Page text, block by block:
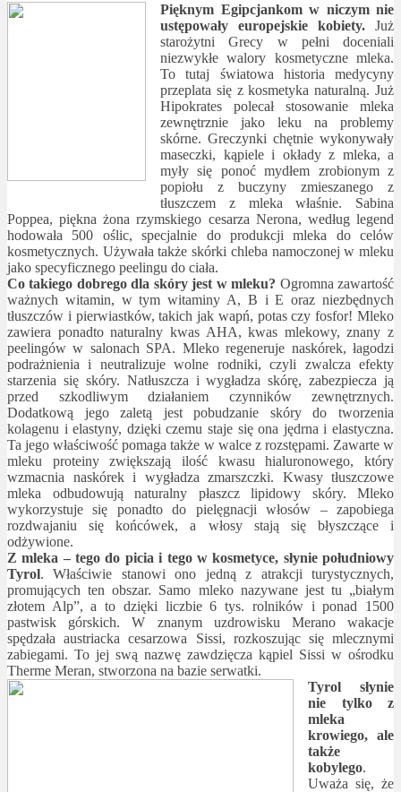
Pięknym Egipcjankom w niczym nie
ustępowały europejskie kobiety. Już
starożytni Grecy w pełni doceniali
niezwykłe walory kosmetyczne mleka.
To tutaj światowa historia medycyny
przeplata się z kosmetyka naturalną. Już
Hipokrates polecał stosowanie mleka
zewnętrznie jako leku na problemy
skórne. Greczynki chętnie wykonywały
maseczki, kąpiele i okłady z mleka, a
myły się ponoć mydłem zrobionym z
popiołu z buczyny zmieszanego z
tłuszczem z mleka właśnie. Sabina
Poppea, piękna żona rzymskiego cesarza Nerona, według legend
hodowała 500 oślic, specjalnie do produkcji mleka do celów
kosmetycznych. Używała także skórki chleba namoczonej w mleku
jako specyficznego peelingu do ciała.
Co takiego dobrego dla skóry jest w mleku? Ogromna zawartość
ważnych witamin, w tym witaminy A, B i E oraz niezbędnych
tłuszczów i pierwiastków, takich jak wapń, potas czy fosfor! Mleko
zawiera ponadto naturalny kwas AHA, kwas mlekowy, znany z
peelingów w salonach SPA. Mleko regeneruje naskórek, łagodzi
podrażnienia i neutralizuje wolne rodniki, czyli zwalcza efekty
starzenia się skóry. Natłuszcza i wygładza skórę, zabezpiecza ją
przed szkodliwym działaniem czynników zewnętrznych.
Dodatkową jego zaletą jest pobudzanie skóry do tworzenia
kolagenu i elastyny, dzięki czemu staje się ona jędrna i elastyczna.
Ta jego właściwość pomaga także w walce z rozstępami. Zawarte w
mleku proteiny zwiększają ilość kwasu hialuronowego, który
wzmacnia naskórek i wygładza zmarszczki. Kwasy tłuszczowe
mleka odbudowują naturalny płaszcz lipidowy skóry. Mleko
wykorzystuje się ponadto do pielęgnacji włosów – zapobiega
rozdwajaniu się końcówek, a włosy stają się błyszczące i
odżywione.
Z mleka – tego do picia i tego w kosmetyce, słynie południowy
Tyrol. Właściwie stanowi ono jedną z atrakcji turystycznych,
promujących ten obszar. Samo mleko nazywane jest tu „białym
złotem Alp”, a to dzięki liczbie 6 tys. rolników i ponad 1500
pastwisk górskich. W znanym uzdrowisku Merano wakacje
spędzała austriacka cesarzowa Sissi, rozkoszując się mlecznymi
zabiegami. To jej swą nazwę zawdzięcza kąpiel Sissi w ośrodku
Therme Meran, stworzona na bazie serwatki.
Tyrol słynie
nie tylko z
mleka
krowiego, ale
także
kobylego.
Uważa się, że